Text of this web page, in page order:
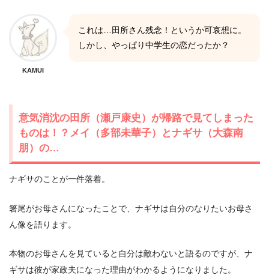
KAMUI
これは…田所さん残念！というか可哀想に。
しかし、やっぱり中学生の恋だったか？
意気消沈の田所（瀬戸康史）が帰路で見てしまった
ものは！？メイ（多部未華子）とナギサ（大森南
朋）の…
ナギサのことが一件落着。
箸尾がお母さんになったことで、ナギサは自分のなりたいお母さ
ん像を語ります。
本物のお母さんを見ていると自分は敵わないと語るのですが、ナ
ギサは彼が家政夫になった理由がわかるようになりました。